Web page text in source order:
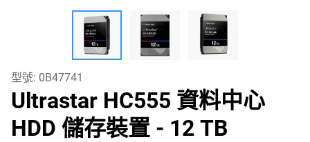
型號: 0B47741
Ultrastar HC555 資料中心
HDD 儲存裝置 - 12 TB